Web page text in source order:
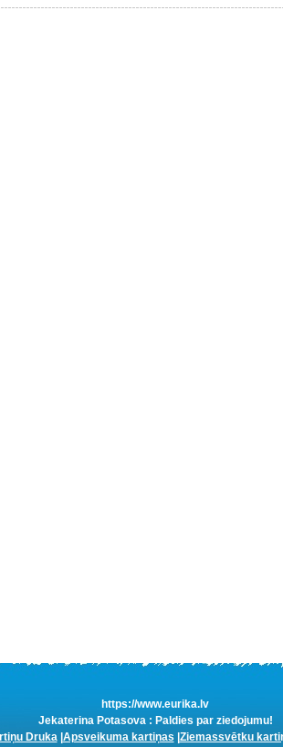
https://www.eurika.lv
Jekaterina Potasova : Paldies par ziedojumu!
Druka| Apsveikuma kartiņas Ziemassvētku